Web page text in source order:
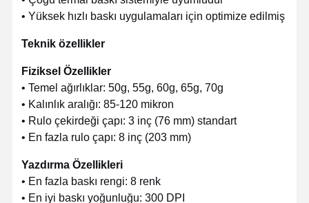
Davalar
Bir İndirim
Geri Dönüşümlü Kağıt Torba
Dönmüş El Kağıt Torbaları
Kağıt Gıda Teslimat Çantaları
sos kağıt torbalar
• Yüksek hızlı baskı uygulamaları için optimize edilmiş
Teknik özellikler
Fiziksel Özellikler
• Temel ağırlıklar: 50g, 55g, 60g, 65g, 70g
• Kalınlık aralığı: 85-120 mikron
• Rulo çekirdeği çapı: 3 inç (76 mm) standart
• En fazla rulo çapı: 8 inç (203 mm)
Yazdırma Özellikleri
• En fazla baskı rengi: 8 renk
• En iyi baskı yoğunluğu: 300 DPI